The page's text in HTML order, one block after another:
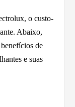
o custo-
Abaixo,
de
e suas